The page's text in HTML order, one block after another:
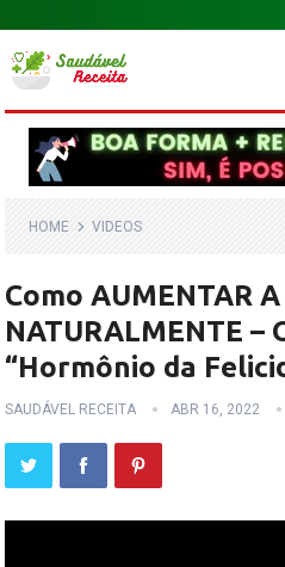
.
HOME VIDEOS
Como AUMENTAR
NATURALMENTE –
“Hormônio da
SAUDÁVEL RECEITA ABR 16, 2022